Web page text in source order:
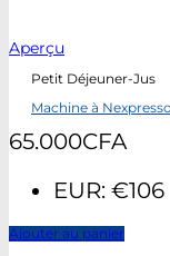
Aperçu
Petit Déjeuner-Jus
Machine à
65.000CFA
EUR: €106
Ajouter au panier